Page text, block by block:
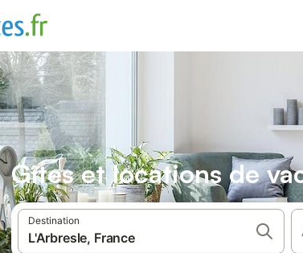
Gîtes et locations de
Destination